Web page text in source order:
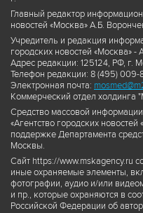
Главный редактор
новостей «Москва» А.Б.
Учредитель и редакция
городских новостей «Москва»
Адрес редакции: 125124, РФ, г.
Телефон редакции: 8 (495) 009-
Электронная почта:
Коммерческий отдел холдинга
Средство массовой
«Агентство городских
поддержке Департамента
Москвы.
Сайт https://www.mskagency.ru
иные охраняемые элементы,
фотографии, аудио и/или
и пр., которые охраняются в
Российской Федерации об